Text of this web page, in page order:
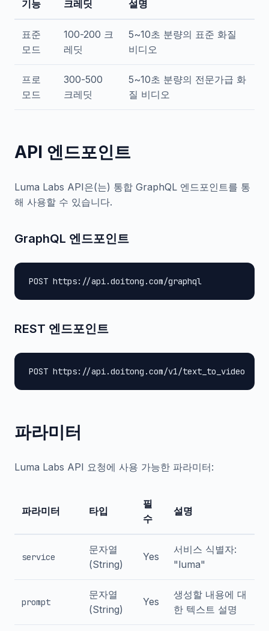
기능 크레딧 설명
표준
모드
100-200 크
레딧
5~10초 분량의 표준 화질
비디오
프로
모드
300-500
크레딧
5~10초 분량의 전문가급 화
질 비디오
API 엔드포인트
Luma Labs API은(는) 통합 GraphQL 엔드포인트를 통
해 사용할 수 있습니다.
GraphQL 엔드포인트
POST https://api.doitong.com/graphql
REST 엔드포인트
POST https://api.doitong.com/v1/text_to_video
파라미터
Luma Labs API 요청에 사용 가능한 파라미터:
파라미터 타입
필
수
설명
service
문자열
(String)
Yes
서비스 식별자:
"luma"
prompt
문자열
(String)
Yes
생성할 내용에 대
한 텍스트 설명